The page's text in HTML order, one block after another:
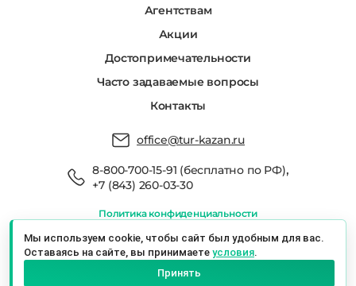
Мы используем cookie, чтобы сайт был удобным для вас.
Оставаясь на сайте, вы принимаете условия.
Принять
Агентствам
Акции
Достопримечательности
Часто задаваемые вопросы
Контакты
office@tur-kazan.ru
8-800-700-15-91 (бесплатно по РФ),
+7 (843) 260-03-30
Политика конфиденциальности
Мы в реестре туроператоров РТО 022666
Экскурсионный Сервис Казань © 2026 г.
Казань, ул. Баумана, 19